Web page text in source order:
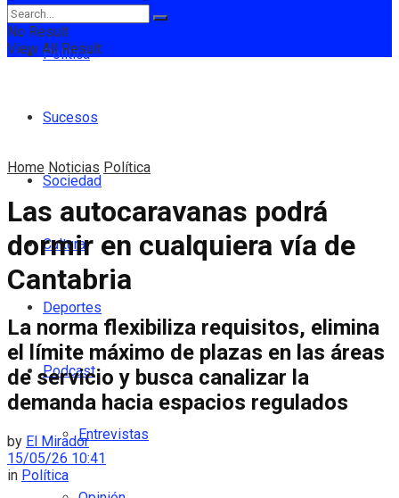
Política
Sucesos
Sociedad
Cultura
Deportes
Podcast
Entrevistas
No Result
View All Result
Home Noticias Política
Las autocaravanas podrá
dormir en cualquiera vía de
Cantabria
La norma flexibiliza requisitos, elimina
el límite máximo de plazas en las áreas
de servicio y busca canalizar la
demanda hacia espacios regulados
by El Mirador
15/05/26 10:41
in Política